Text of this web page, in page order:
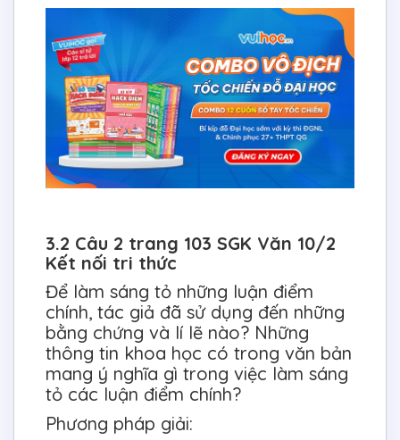
3.2 Câu 2 trang 103 SGK Văn 10/2
Kết nối tri thức
Để làm sáng tỏ những luận điểm
chính, tác giả đã sử dụng đến những
bằng chứng và lí lẽ nào? Những
thông tin khoa học có trong văn bản
mang ý nghĩa gì trong việc làm sáng
tỏ các luận điểm chính?
Phương pháp giải: